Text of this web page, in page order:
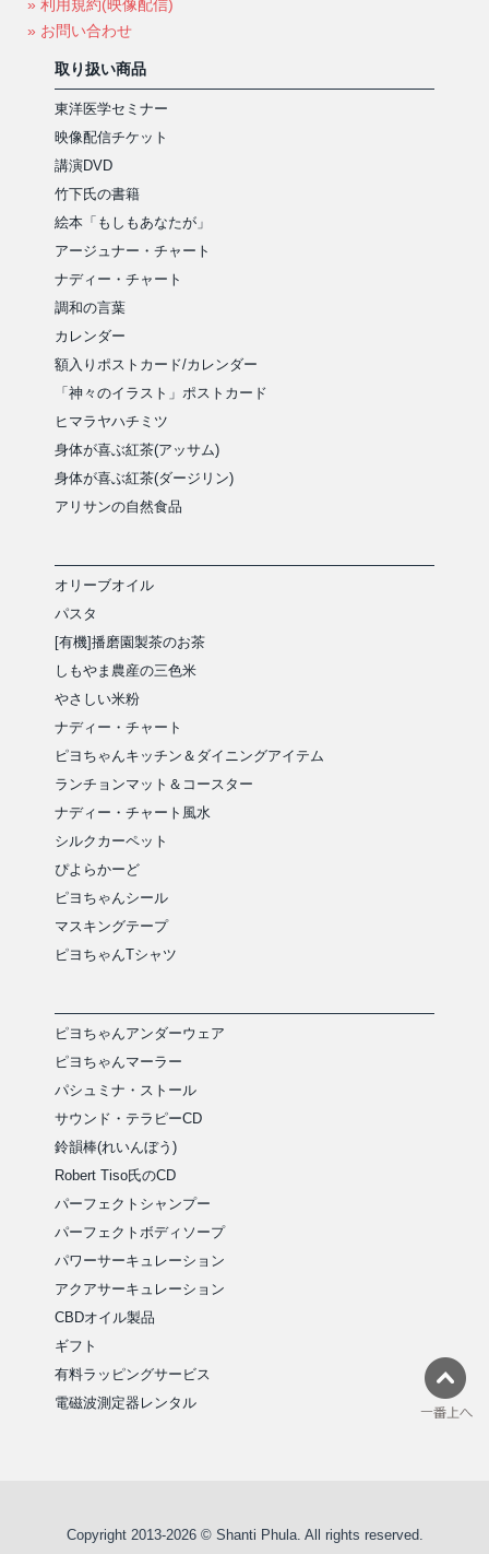
» 利用規約(映像配信)
» お問い合わせ
取り扱い商品
東洋医学セミナー
映像配信チケット
講演DVD
竹下氏の書籍
絵本「もしもあなたが」
アージュナー・チャート
ナディー・チャート
調和の言葉
カレンダー
額入りポストカード/カレンダー
「神々のイラスト」ポストカード
ヒマラヤハチミツ
身体が喜ぶ紅茶(アッサム)
身体が喜ぶ紅茶(ダージリン)
アリサンの自然食品
オリーブオイル
パスタ
[有機]播磨園製茶のお茶
しもやま農産の三色米
やさしい米粉
ナディー・チャート
ピヨちゃんキッチン＆ダイニングアイテム
ランチョンマット＆コースター
ナディー・チャート風水
シルクカーペット
ぴよらかーど
ピヨちゃんシール
マスキングテープ
ピヨちゃんTシャツ
ピヨちゃんアンダーウェア
ピヨちゃんマーラー
パシュミナ・ストール
サウンド・テラピーCD
鈴韻棒(れいんぼう)
Robert Tiso氏のCD
パーフェクトシャンプー
パーフェクトボディソープ
パワーサーキュレーション
アクアサーキュレーション
CBDオイル製品
ギフト
有料ラッピングサービス
電磁波測定器レンタル
Copyright 2013-2026 © Shanti Phula. All rights reserved.